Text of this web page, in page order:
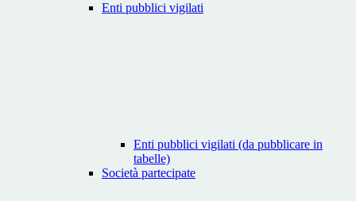
Enti pubblici vigilati
Enti pubblici vigilati (da pubblicare in
tabelle)
Società partecipate